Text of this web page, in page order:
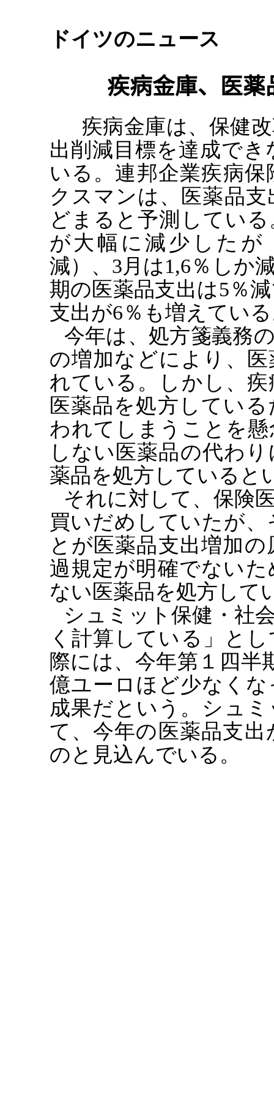
ドイツのニュース
疾病金庫、医
疾病金庫は、保健
出削減目標を達成で
いる。連邦企業疾病保
クスマンは、医薬品
どまると予測してい
が大幅に減少したが
減）、3月は1,6％しか
期の医薬品支出は5％
支出が6％も増えてい
今年は、処方箋義務
の増加などにより、
れている。しかし、
医薬品を処方してい
われてしまうことを
しない医薬品の代わ
薬品を処方していると
それに対して、保険
買いだめしていたが
とが医薬品支出増加
過規定が明確でない
ない医薬品を処方して
シュミット保健・社
く計算している」と
際には、今年第１四半
億ユーロほど少なく
成果だという。シュ
て、今年の医薬品支
のと見込んでいる。